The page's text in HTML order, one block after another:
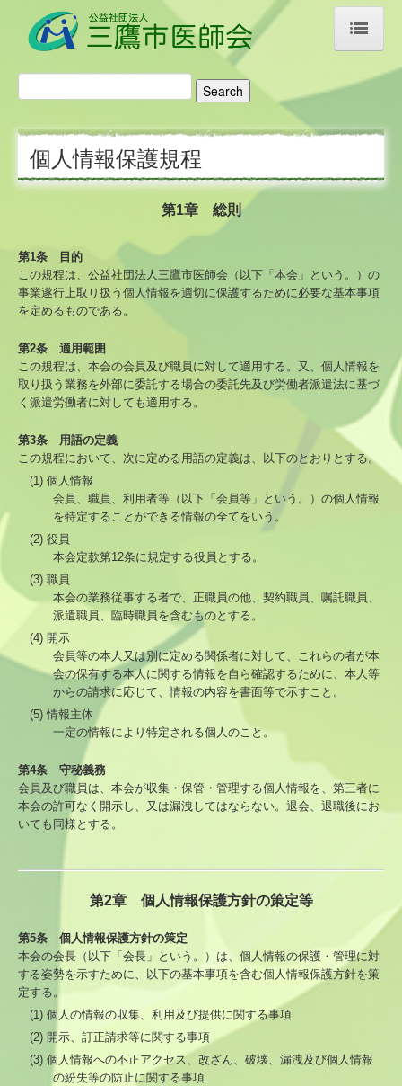
ホーム
医師会のご案内
ご挨拶・あゆみ
医療機関検索
施設名から探す
地域名から探す
災害時の医療体制について
医療機関限定
医療機関情報新規登録・変更フォーム
会員限定
医人往来
救急医療機関
定期検診・予防接種情報
プライバシーポリシー
個人情報保護規程
個人情報保護方針
個人情報保護規程
第1章 総則
第1条 目的
この規程は、公益社団法人三鷹市医師会（以下「本会」という。）の
事業遂行上取り扱う個人情報を適切に保護するために必要な基本事項
を定めるものである。
第2条 適用範囲
この規程は、本会の会員及び職員に対して適用する。又、個人情報を
取り扱う業務を外部に委託する場合の委託先及び労働者派遣法に基づ
く派遣労働者に対しても適用する。
第3条 用語の定義
この規程において、次に定める用語の定義は、以下のとおりとする。
(1) 個人情報
会員、職員、利用者等（以下「会員等」という。）の個人情報
を特定することができる情報の全てをいう。
(2) 役員
本会定款第12条に規定する役員とする。
(3) 職員
本会の業務従事する者で、正職員の他、契約職員、嘱託職員、
派遣職員、臨時職員を含むものとする。
(4) 開示
会員等の本人又は別に定める関係者に対して、これらの者が本
会の保有する本人に関する情報を自ら確認するために、本人等
からの請求に応じて、情報の内容を書面等で示すこと。
(5) 情報主体
一定の情報により特定される個人のこと。
第4条 守秘義務
会員及び職員は、本会が収集・保管・管理する個人情報を、第三者に
本会の許可なく開示し、又は漏洩してはならない。退会、退職後にお
いても同様とする。
第2章 個人情報保護方針の策定等
第5条 個人情報保護方針の策定
本会の会長（以下「会長」という。）は、個人情報の保護・管理に対
する姿勢を示すために、以下の基本事項を含む個人情報保護方針を策
定する。
(1) 個人の情報の収集、利用及び提供に関する事項
(2) 開示、訂正請求等に関する事項
(3) 個人情報への不正アクセス、改ざん、破壊、漏洩及び個人情報
の紛失等の防止に関する事項